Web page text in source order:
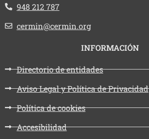
Teléfono:
948 212 787
Email:
cermin@cermin.org
INFORMACIÓN
Directorio de entidades
Aviso Legal y Política de Privacidad
Política de cookies
Accesibilidad